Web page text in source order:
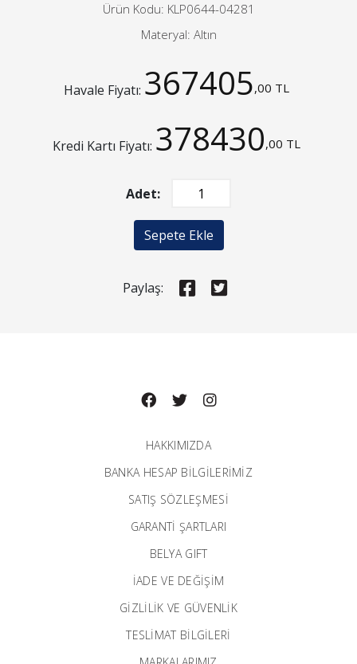
Ürün Kodu: KLP0644-04281
Materyal: Altın
Havale Fiyatı: 367405,00 TL
Kredi Kartı Fiyatı: 378430,00 TL
Adet:
Sepete Ekle
Paylaş:
HAKKIMIZDA
BANKA HESAP BILGILERIMIZ
SATIŞ SÖZLEŞMESİ
GARANTI ŞARTLARI
BELYA GIFT
İADE VE DEĞİŞİM
GİZLİLİK VE GÜVENLİK
TESLİMAT BİLGİLERİ